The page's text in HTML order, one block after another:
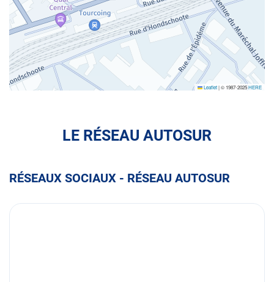
Leaflet|© 1987-2025HERE
LE RÉSEAU AUTOSUR
RÉSEAUX SOCIAUX - RÉSEAU AUTOSUR